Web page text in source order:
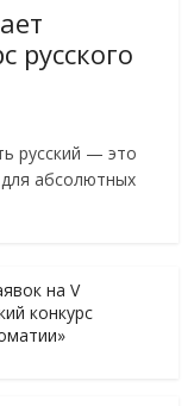
русского
русский — это
абсолютных
на V
конкурс